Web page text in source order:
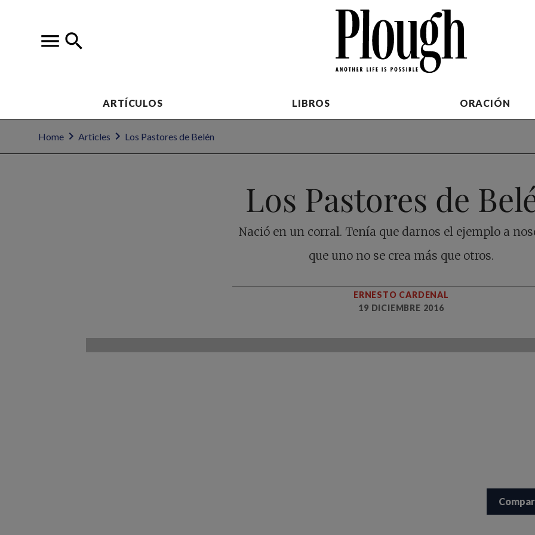
ARTÍCULOS LIBROS ORACIÓN
Home Articles Los Pastores de Belén
Los Pastores de
Nació en un corral. Tenía que darnos el ejemplo a
que uno no se crea más que otros.
ERNESTO CARDENAL
19 DICIEMBRE 2016